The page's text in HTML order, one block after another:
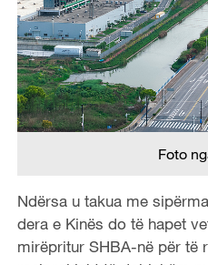
Foto
Ndërsa u takua me
dera e Kinës do të hapet
mirëpritur SHBA-në për të